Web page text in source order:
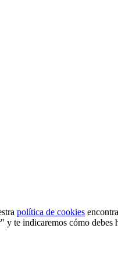
política de cookies
y te indicaremos cómo debes